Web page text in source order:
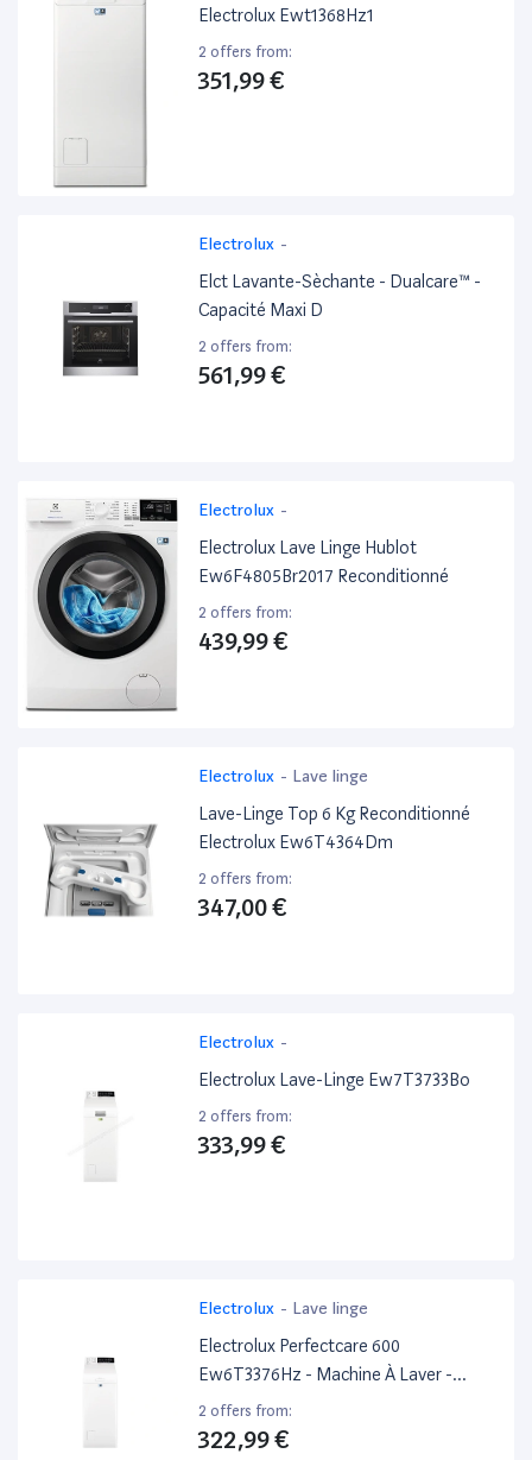
Electrolux Ewt1368Hz1
2 offers from:
351,99 €
Electrolux -
Elct Lavante-Sèchante - Dualcare™ -
Capacité Maxi D
2 offers from:
561,99 €
Electrolux -
Electrolux Lave Linge Hublot
Ew6F4805Br2017 Reconditionné
2 offers from:
439,99 €
Electrolux - Lave linge
Lave-Linge Top 6 Kg Reconditionné
Electrolux Ew6T4364Dm
2 offers from:
347,00 €
Electrolux -
Electrolux Lave-Linge Ew7T3733Bo
2 offers from:
333,99 €
Electrolux - Lave linge
Electrolux Perfectcare 600
Ew6T3376Hz - Machine À Laver -
Largeur : 39.7 Cm - Profondeur : 59.9
Cm - Hauteur : 90.8 Cm - Chargement
2 offers from:
322,99 €